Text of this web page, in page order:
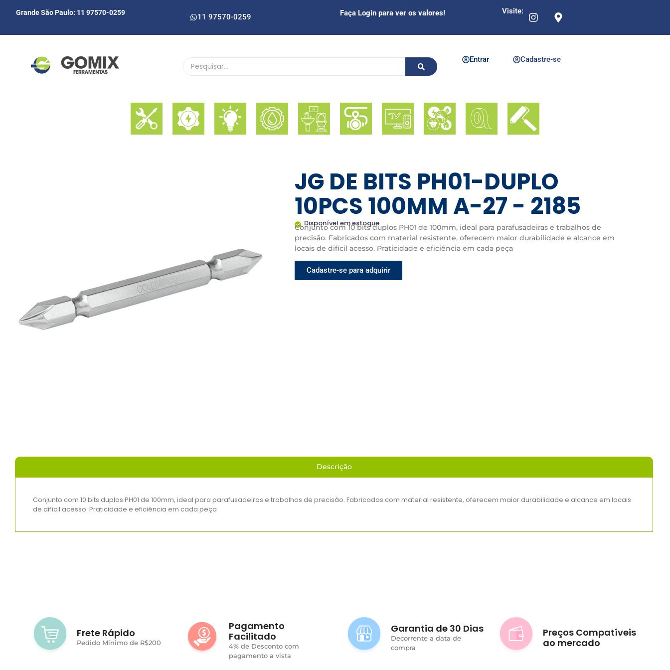
Grande São Paulo: 11 97570-0259 11 97570-0259 Faça Login para ver os valores! Visite:
Entrar Cadastre-se
JG DE BITS PH01-DUPLO
10PCS 100MM A-27 - 2185
Disponível em estoque
Conjunto com 10 bits duplos PH01 de 100mm, ideal para parafusadeiras e trabalhos de
precisão. Fabricados com material resistente, oferecem maior durabilidade e alcance em
locais de difícil acesso. Praticidade e eficiência em cada peça
Cadastre-se para adquirir
Descrição
Conjunto com 10 bits duplos PH01 de 100mm, ideal para parafusadeiras e trabalhos de precisão. Fabricados com material resistente, oferecem maior durabilidade e alcance em locais
de difícil acesso. Praticidade e eficiência em cada peça
Frete Rápido
Pedido Mínimo de R$200
Pagamento
Facilitado
4% de Desconto com
pagamento a vista
Garantia de 30 Dias
Decorrente a data de
compra
Preços Compatíveis
ao mercado